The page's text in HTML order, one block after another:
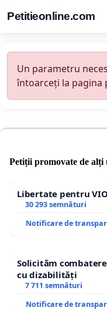
Petitieonline.com
Un parametru
întoarceți la pagina
Petiții promovate de
Libertate pentru
30 293 semnături
Notificare de
Solicităm
cu dizabilități
7 711 semnături
Notificare de